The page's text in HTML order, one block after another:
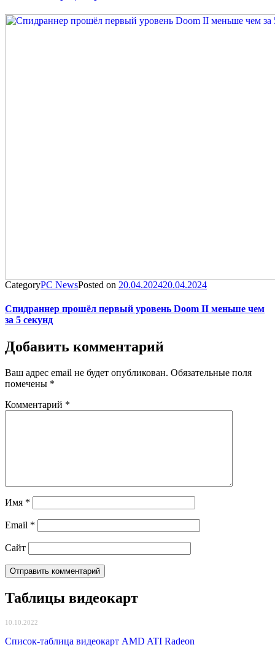
CategoryPC NewsPosted on 20.04.202420.04.2024
Спидраннер прошёл первый уровень Doom II меньше чем
за 5 секунд
Добавить комментарий
Ваш адрес email не будет опубликован. Обязательные поля
помечены *
Комментарий *
Имя *
Email *
Сайт
Таблицы видеокарт
10.10.2022
Список-таблица видеокарт AMD ATI Radeon